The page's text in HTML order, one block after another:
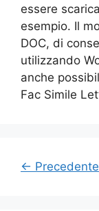
essere
esempio. Il
DOC, di
utilizzando
anche
Fac Simile
← Precedente